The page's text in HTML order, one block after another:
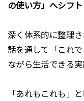
の使い方」へシフト
深く体系的に整理
話を通して「これ
ながら生活できる実
「あれもこれも」